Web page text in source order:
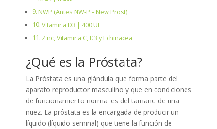
NWP (Antes NW-P – New Prost)
Vitamina D3 | 400 UI
Zinc, Vitamina C, D3 y Echinacea
¿Qué es la Próstata?
La Próstata es una glándula que forma parte del
aparato reproductor masculino y que en condiciones
de funcionamiento normal es del tamaño de una
nuez. La próstata es la encargada de producir un
líquido (líquido seminal) que tiene la función de